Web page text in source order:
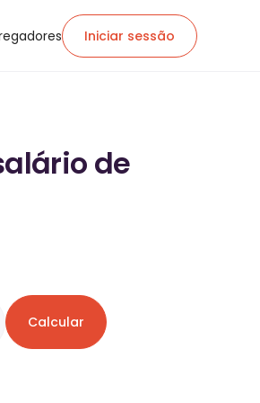
Iniciar sessão
de
Calcular